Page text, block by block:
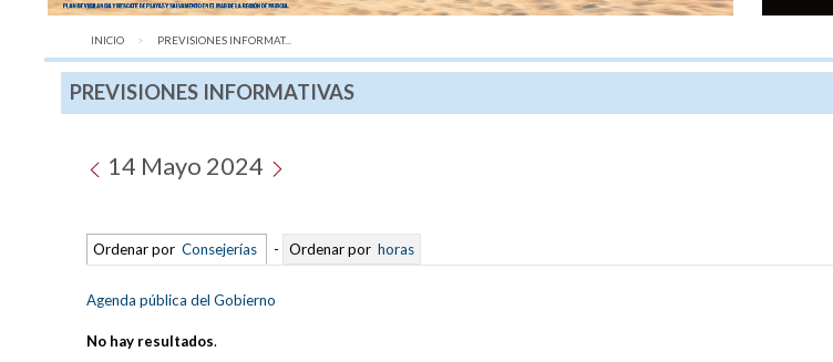
INICIO AQUÍ:
PREVISIONES INFORMAT...
PREVISIONES INFORMATIVAS
14 Mayo 2024
Ordenar por Consejerías - Ordenar por horas
Agenda pública del Gobierno
No hay resultados.